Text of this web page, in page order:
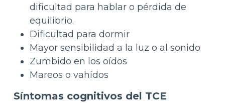
dificultad para hablar o pérdida de
equilibrio.
Dificultad para dormir
Mayor sensibilidad a la luz o al sonido
Zumbido en los oídos
Mareos o vahídos
Síntomas cognitivos del TCE